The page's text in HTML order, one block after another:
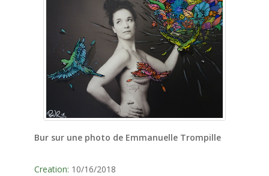
Bur sur une photo de Emmanuelle Trompille
Creation: 10/16/2018